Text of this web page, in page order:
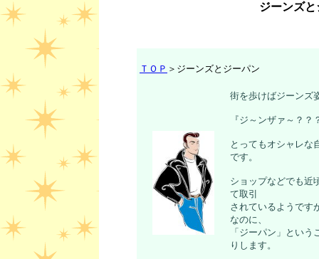
ジーンズ
ＴＯＰ ＞ ジーンズとジーパン
街を歩けばジーンズ
『ジ～ンザァ～？
とってもオシャレな
です。
ショップなどでも近
て取引
されているようです
なのに、
「 ジーパン 」という
りします。